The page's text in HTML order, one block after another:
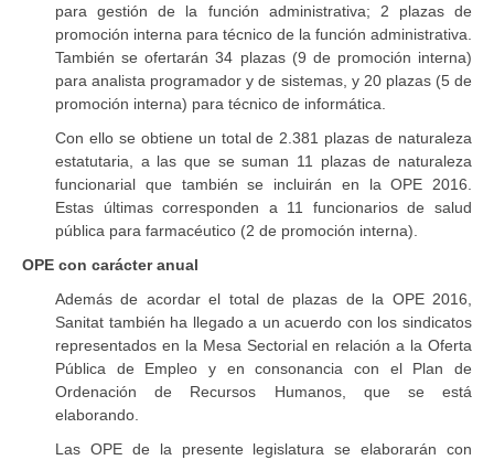
para gestión de la función administrativa; 2 plazas de
promoción interna para técnico de la función administrativa.
También se ofertarán 34 plazas (9 de promoción interna)
para analista programador y de sistemas, y 20 plazas (5 de
promoción interna) para técnico de informática.
Con ello se obtiene un total de 2.381 plazas de naturaleza
estatutaria, a las que se suman 11 plazas de naturaleza
funcionarial que también se incluirán en la OPE 2016.
Estas últimas corresponden a 11 funcionarios de salud
pública para farmacéutico (2 de promoción interna).
OPE con carácter anual
Además de acordar el total de plazas de la OPE 2016,
Sanitat también ha llegado a un acuerdo con los sindicatos
representados en la Mesa Sectorial en relación a la Oferta
Pública de Empleo y en consonancia con el Plan de
Ordenación de Recursos Humanos, que se está
elaborando.
Las OPE de la presente legislatura se elaborarán con